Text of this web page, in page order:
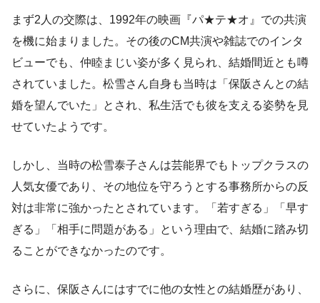
まず2人の交際は、1992年の映画『パ★テ★オ』での共演
を機に始まりました。その後のCM共演や雑誌でのインタ
ビューでも、仲睦まじい姿が多く見られ、結婚間近とも噂
されていました。松雪さん自身も当時は「保阪さんとの結
婚を望んでいた」とされ、私生活でも彼を支える姿勢を見
せていたようです。
しかし、当時の松雪泰子さんは芸能界でもトップクラスの
人気女優であり、その地位を守ろうとする事務所からの反
対は非常に強かったとされています。「若すぎる」「早す
ぎる」「相手に問題がある」という理由で、結婚に踏み切
ることができなかったのです。
さらに、保阪さんにはすでに他の女性との結婚歴があり、